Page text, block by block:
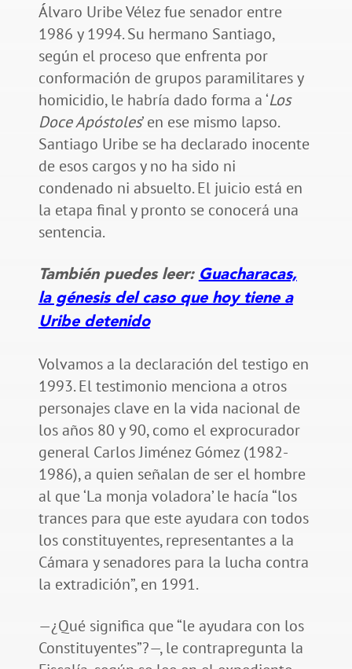
Álvaro Uribe Vélez fue senador entre
1986 y 1994. Su hermano Santiago,
según el proceso que enfrenta por
conformación de grupos paramilitares y
homicidio, le habría dado forma a ‘Los
Doce Apóstoles’ en ese mismo lapso.
Santiago Uribe se ha declarado inocente
de esos cargos y no ha sido ni
condenado ni absuelto. El juicio está en
la etapa final y pronto se conocerá una
sentencia.
También puedes leer: Guacharacas,
la génesis del caso que hoy tiene a
Uribe detenido
Volvamos a la declaración del testigo en
1993. El testimonio menciona a otros
personajes clave en la vida nacional de
los años 80 y 90, como el exprocurador
general Carlos Jiménez Gómez (1982-
1986), a quien señalan de ser el hombre
al que ‘La monja voladora’ le hacía “los
trances para que este ayudara con todos
los constituyentes, representantes a la
Cámara y senadores para la lucha contra
la extradición”, en 1991.
—¿Qué significa que “le ayudara con los
Constituyentes”?—, le contrapregunta la